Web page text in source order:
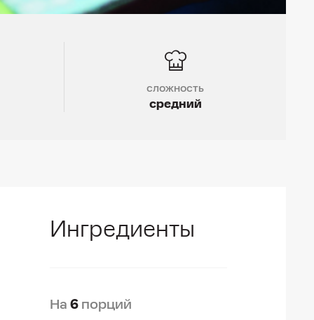
сложность
средний
Ингредиенты
На 6порций